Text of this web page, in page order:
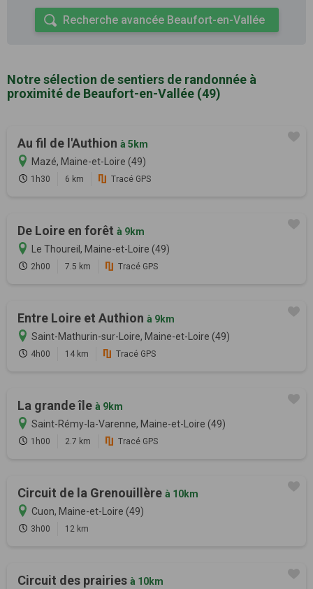
Recherche avancée Beaufort-en-Vallée
Notre sélection de sentiers de randonnée à
proximité de Beaufort-en-Vallée (49)
Au fil de l'Authion à 5km
Mazé, Maine-et-Loire (49)
1h30 6 km Tracé GPS
De Loire en forêt à 9km
Le Thoureil, Maine-et-Loire (49)
2h00 7.5 km Tracé GPS
Entre Loire et Authion à 9km
Saint-Mathurin-sur-Loire, Maine-et-Loire (49)
4h00 14 km Tracé GPS
La grande île à 9km
Saint-Rémy-la-Varenne, Maine-et-Loire (49)
1h00 2.7 km Tracé GPS
Circuit de la Grenouillère à 10km
Cuon, Maine-et-Loire (49)
3h00 12 km
Circuit des prairies à 10km